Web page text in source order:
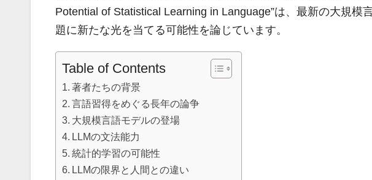
Potential of Statistical Learning in Language”は、最新の大規模
題に新たな光を当てる可能性を論じています。
Table of Contents
著者たちの背景
言語習得をめぐる長年の論争
大規模言語モデルの登場
LLMの文法能力
統計的学習の可能性
LLMの限界と人間との違い